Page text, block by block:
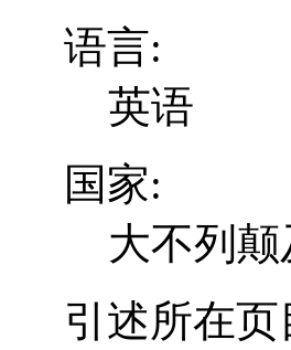
语言:
英语
国家:
大不列
引述所在页